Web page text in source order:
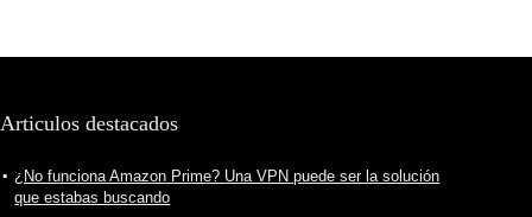
Articulos destacados
¿No funciona Amazon Prime? Una VPN puede ser la solución
que estabas buscando